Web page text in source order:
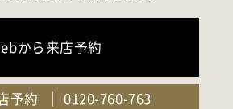
から来店予約
予約 0120-760-763